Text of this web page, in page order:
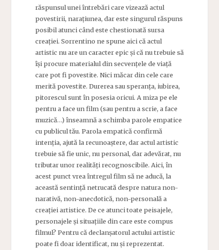
răspunsul unei întrebări care vizează actul
povestirii, narațiunea, dar este singurul răspuns
posibil atunci când este chestionată sursa
creației. Sorrentino ne spune aici că actul
artistic nu are un caracter epic și că nu trebuie să
își procure materialul din secvențele de viață
care pot fi povestite. Nici măcar din cele care
merită povestite. Durerea sau speranța, iubirea,
pitorescul sunt în posesia oricui. A miza pe ele
pentru a face un film (sau pentru a scrie, a face
muzică…) înseamnă a schimba parole empatice
cu publicul tău. Parola empatică confirmă
intenția, ajută la recunoaștere, dar actul artistic
trebuie să fie unic, nu personal, dar adevărat, nu
tributar unor realități recognoscibile. Aici, în
acest punct vrea întregul film să ne aducă, la
această sentință netrucată despre natura non-
narativă, non-anecdotică, non-personală a
creației artistice. De ce atunci toate peisajele,
personajele și situațiile din care este compus
filmul? Pentru că declanșatorul actului artistic
poate fi doar identificat, nu și reprezentat.